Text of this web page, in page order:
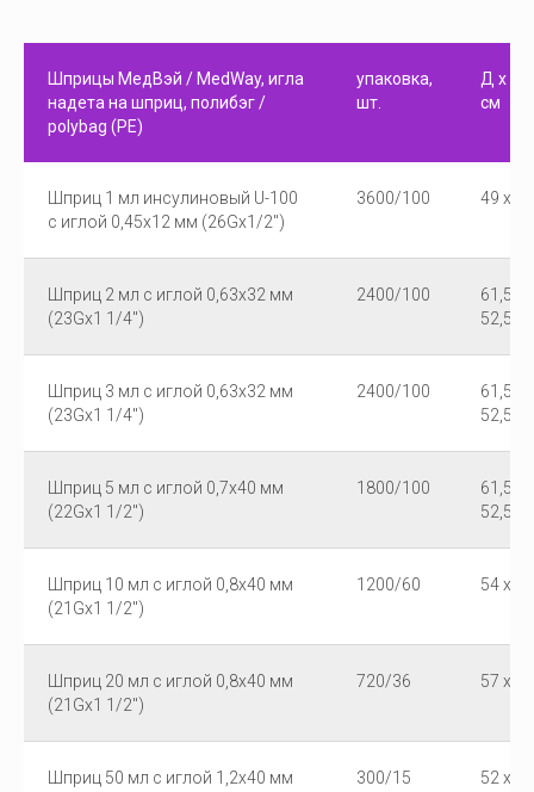
Шприцы МедВэй / MedWay, игла
надета на шприц, полибэг /
polybag (PE)
упаковка,
шт.
Д х Ш
см
Шприц 1 мл инсулиновый U-100
с иглой 0,45х12 мм (26Gx1/2")
3600/100 49 x
Шприц 2 мл с иглой 0,63х32 мм
(23Gх1 1/4")
2400/100
61,5 x
52,5
Шприц 3 мл с иглой 0,63х32 мм
(23Gх1 1/4")
2400/100
61,5 x
52,5
Шприц 5 мл с иглой 0,7х40 мм
(22Gх1 1/2")
1800/100
61,5 x
52,5
Шприц 10 мл с иглой 0,8х40 мм
(21Gх1 1/2")
1200/60 54 x
Шприц 20 мл с иглой 0,8х40 мм
(21Gх1 1/2")
720/36 57 x
Шприц 50 мл с иглой 1,2х40 мм 300/15 52 x